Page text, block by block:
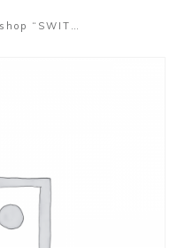
Online Workshop “SWITCH” Principe